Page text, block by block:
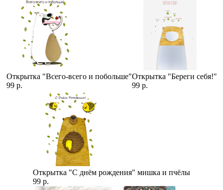
Открытка "Всего-всего и побольше"
99 р.
Открытка "Береги себя!"
99 р.
Открытка "С днём рождения" мишка и пчёлы
99 р.